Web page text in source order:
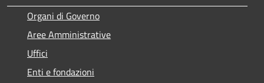
Organi di Governo
Aree Amministrative
Uffici
Enti e fondazioni